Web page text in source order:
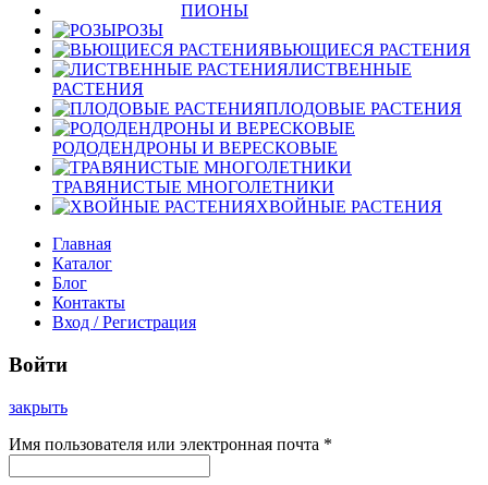
ПИОНЫ
РОЗЫ
ВЬЮЩИЕСЯ РАСТЕНИЯ
ЛИСТВЕННЫЕ
РАСТЕНИЯ
ПЛОДОВЫЕ РАСТЕНИЯ
РОДОДЕНДРОНЫ И ВЕРЕСКОВЫЕ
ТРАВЯНИСТЫЕ МНОГОЛЕТНИКИ
ХВОЙНЫЕ РАСТЕНИЯ
Главная
Каталог
Блог
Контакты
Вход / Регистрация
Войти
закрыть
Имя пользователя или электронная почта *